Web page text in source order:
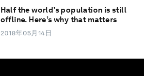
Half the world’s population is still
offline. Here’s why that matters
2018年05月14日